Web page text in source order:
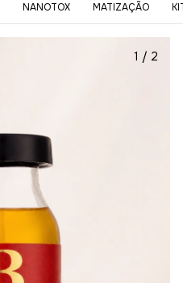
NANOTOX MATIZAÇÃO
1 / 2